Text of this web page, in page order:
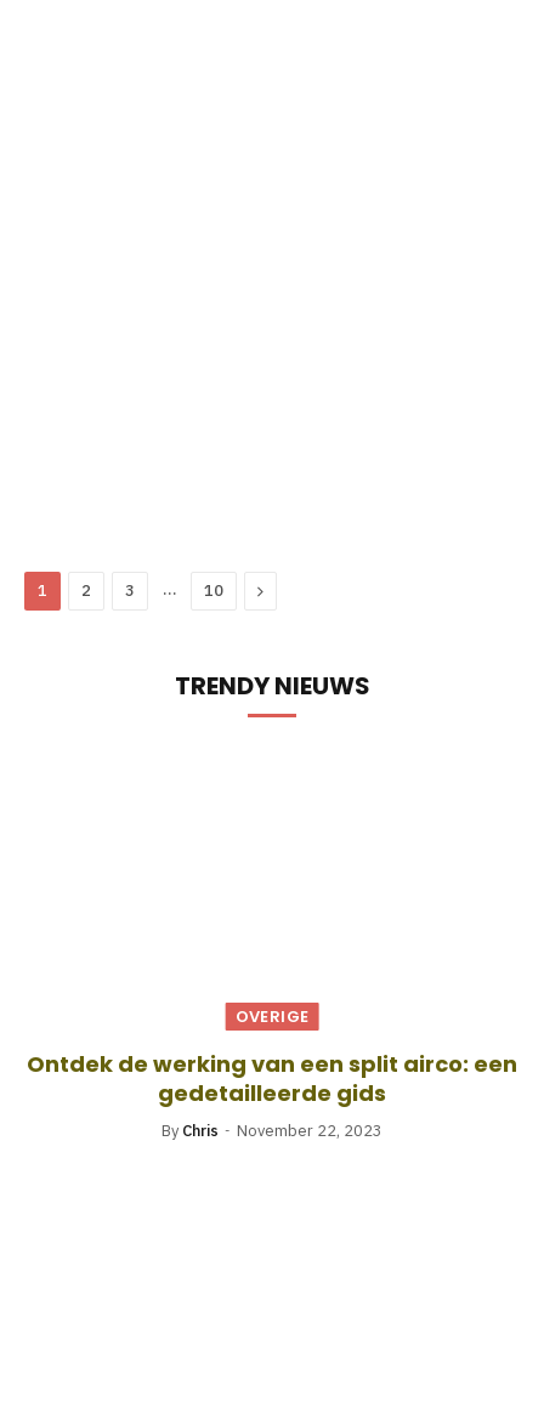
1 2 3 … 10 Next
TRENDY NIEUWS
OVERIGE
Ontdek de werking van een split airco: een
gedetailleerde gids
By Chris November 22, 2023